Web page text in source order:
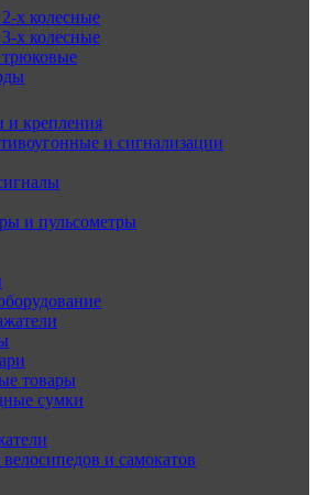
х колесные
х колесные
и крепления
и сигнализации
и пульсометры
товары
сумки
и самокатов